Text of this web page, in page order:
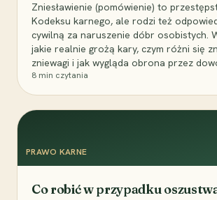
Zniesławienie (pomówienie) to
Kodeksu karnego, ale rodzi też
cywilną za naruszenie dóbr osobistych.
jakie realnie grożą kary, czym różni się
zniewagi i jak wygląda obrona przez
8 min czytania
PRAWO KARNE
Co robić w przypadku